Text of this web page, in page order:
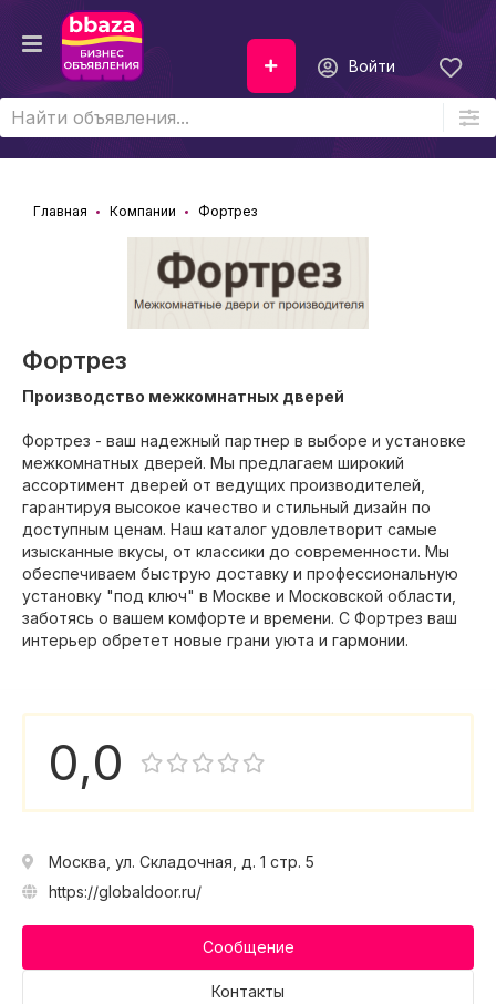
Войти
Главная Компании Фортрез
Фортрез
Производство межкомнатных дверей
Фортрез - ваш надежный партнер в выборе и установке
межкомнатных дверей. Мы предлагаем широкий
ассортимент дверей от ведущих производителей,
гарантируя высокое качество и стильный дизайн по
доступным ценам. Наш каталог удовлетворит самые
изысканные вкусы, от классики до современности. Мы
обеспечиваем быструю доставку и профессиональную
установку "под ключ" в Москве и Московской области,
заботясь о вашем комфорте и времени. С Фортрез ваш
интерьер обретет новые грани уюта и гармонии.
0,0
Москва, ул. Складочная, д. 1 стр. 5
https://globaldoor.ru/
Сообщение
Контакты